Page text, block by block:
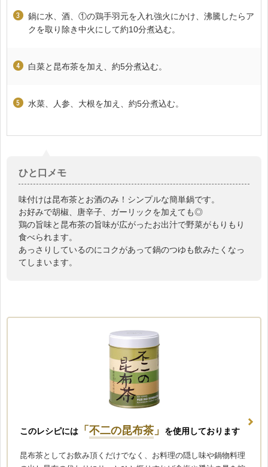
鍋に水、酒、①の鶏手羽元を入れ強火にかけ、沸騰したらア
クを取り除き中火にして約10分煮込む。
白菜と昆布茶を加え、約5分煮込む。
水菜、人参、大根を加え、約5分煮込む。
ひと口メモ
味付けは昆布茶とお酒のみ！シンプルな簡単鍋です。
お好みで胡椒、唐辛子、ガーリックを加えても◎
鶏の旨味と昆布茶の旨味が広がったお出汁で野菜がもりもり
食べられます。
あっさりしているのにコクがあって鍋のつゆも飲みたくなっ
てしまいます。
このレシピには 「 不二の昆布茶 」 を使用しております
昆布茶としてお飲み頂くだけでなく、お料理の隠し味や鍋物料理